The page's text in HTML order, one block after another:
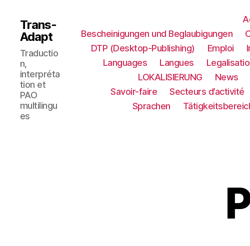
Trans-
Adapt
Traductio
n,
interpréta
tion et
PAO
multilingu
es
Bescheinigungen und Beglaubigungen
DTP (Desktop-Publishing)
Emploi
Languages
Langues
LOKALISIERUNG​
News
Savoir-faire
Secteurs d’activité
Sprachen